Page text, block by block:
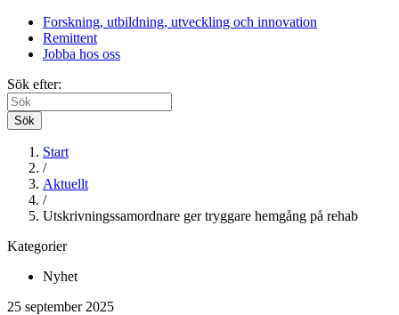
Forskning, utbildning, utveckling och innovation
Remittent
Jobba hos oss
Sök efter:
Sök
Start
/
Aktuellt
/
Utskrivningssamordnare ger tryggare hemgång på rehab
Kategorier
Nyhet
25 september 2025